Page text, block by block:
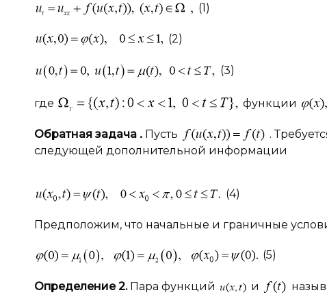
(1)
(2)
(3)
где функции
Обратная задача . Пусть .
следующей дополнительной информации
(4)
Предположим, что начальные и граничные
(5)
Определение 2. Пара функций и